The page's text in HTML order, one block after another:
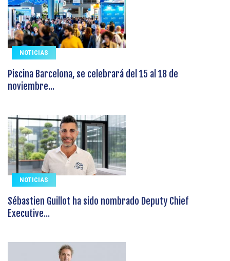
NOTICIAS
Piscina Barcelona, se celebrará del 15 al 18 de
noviembre...
NOTICIAS
Sébastien Guillot ha sido nombrado Deputy Chief
Executive...